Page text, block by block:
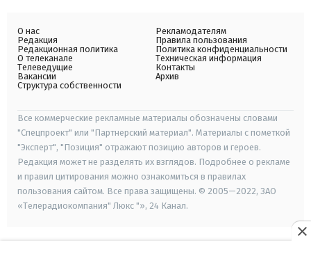
О нас
Редакция
Редакционная политика
О телеканале
Телеведущие
Вакансии
Структура собственности
Рекламодателям
Правила пользования
Политика конфиденциальности
Техническая информация
Контакты
Архив
Все коммерческие рекламные материалы обозначены словами
"Спецпроект" или "Партнерский материал". Материалы с пометкой
"Эксперт", "Позиция" отражают позицию авторов и героев.
Редакция может не разделять их взглядов. Подробнее о рекламе
и правил цитирования можно ознакомиться в правилах
пользования сайтом. Все права защищены. © 2005—2022, ЗАО
«Телерадиокомпания" Люкс "», 24 Канал.